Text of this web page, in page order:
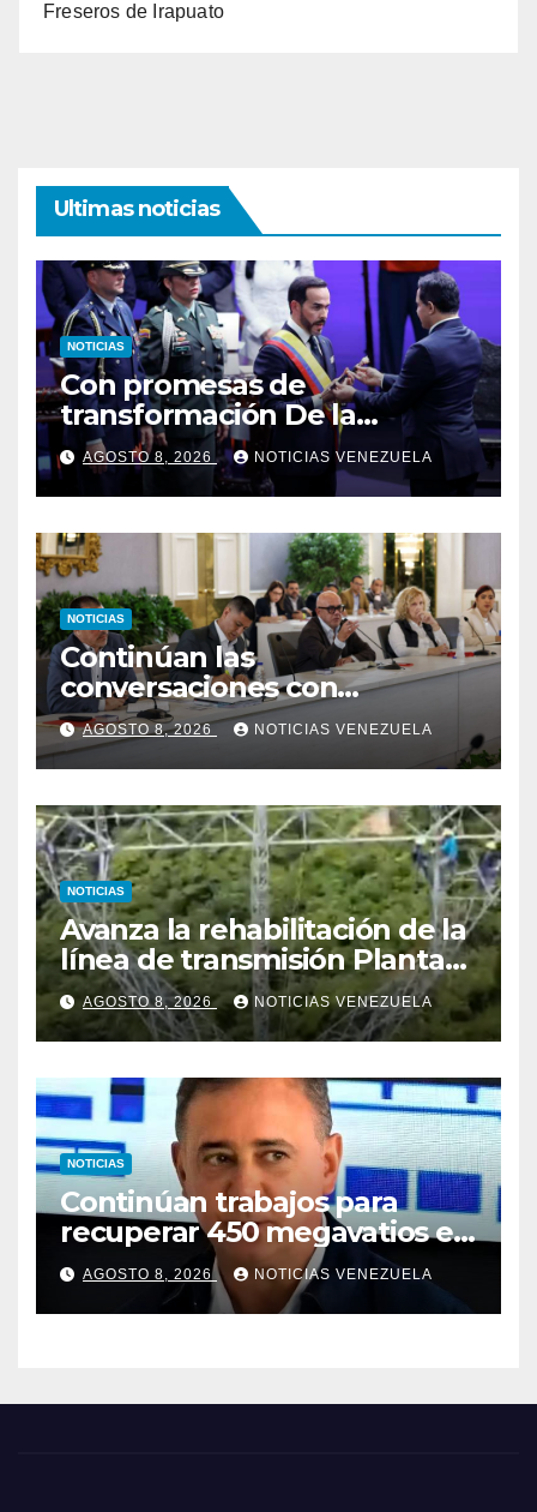
Freseros de Irapuato
Ultimas noticias
NOTICIAS
Con promesas de
transformación De la
Espriella jura como
presidente de Colombia
AGOSTO 8, 2026 NOTICIAS VENEZUELA
NOTICIAS
Continúan las
conversaciones con
delegación de la Asamblea
Nacional de 2015
AGOSTO 8, 2026 NOTICIAS VENEZUELA
NOTICIAS
Avanza la rehabilitación de la
línea de transmisión Planta
Centro – Yaracuy
AGOSTO 8, 2026 NOTICIAS VENEZUELA
NOTICIAS
Continúan trabajos para
recuperar 450 megavatios en
Termocarabobo tras sismos
AGOSTO 8, 2026 NOTICIAS VENEZUELA